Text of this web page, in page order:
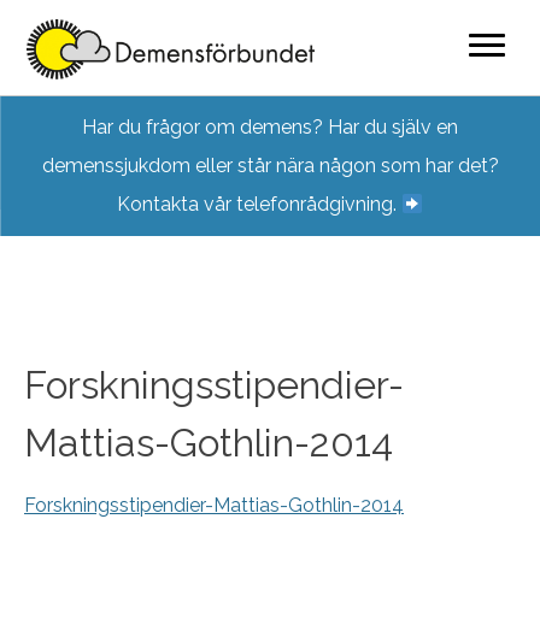
content
Har du frågor om demens? Har du själv en
demenssjukdom eller står nära någon som har det?
Kontakta vår telefonrådgivning.
Forskningsstipendier-
Mattias-Gothlin-2014
Forskningsstipendier-Mattias-Gothlin-2014